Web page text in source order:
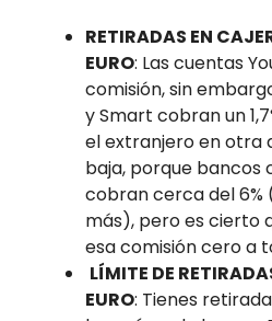
RETIRADAS EN
EURO: Las cuentas
comisión, sin
y Smart cobran un
el extranjero en otra
baja, porque bancos
cobran cerca del 6%
más), pero es cierto
esa comisión cero a
LÍMITE DE
EURO: Tienes